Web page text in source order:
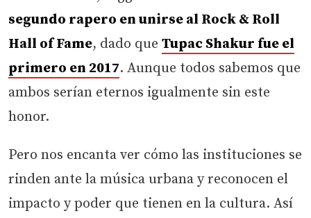
segundo rapero en unirse al Rock & Roll
Hall of Fame, dado que Tupac Shakur fue el
primero en 2017. Aunque todos sabemos que
ambos serían eternos igualmente sin este
honor.
Pero nos encanta ver cómo las instituciones se
rinden ante la música urbana y reconocen el
impacto y poder que tienen en la cultura. Así